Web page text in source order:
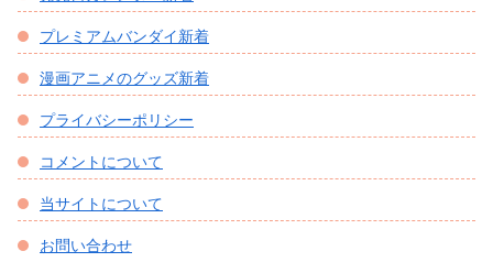
プレミアムバンダイ新着
漫画アニメのグッズ新着
プライバシーポリシー
コメントについて
当サイトについて
お問い合わせ